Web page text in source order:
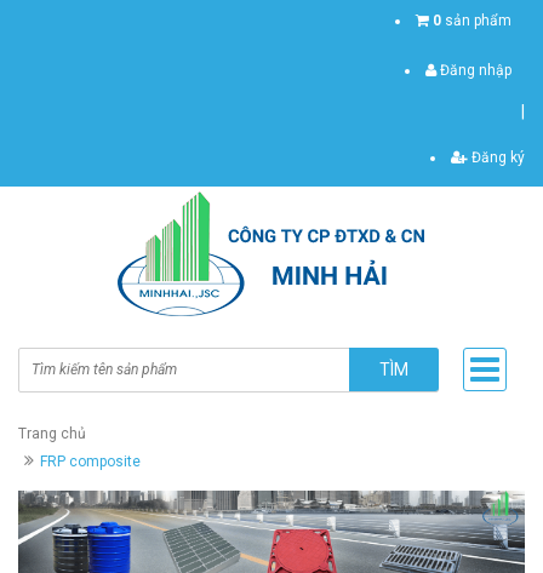
0 sản phẩm
Đăng nhập
Đăng ký
TÌM
Trang chủ
FRP composite